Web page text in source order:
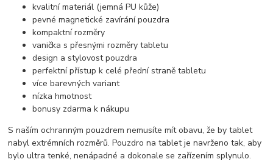
kvalitní materiál (jemná PU kůže)
pevné magnetické zavírání pouzdra
kompaktní rozměry
vanička s přesnými rozměry tabletu
design a stylovost pouzdra
perfektní přístup k celé přední straně tabletu
více barevných variant
nízka hmotnost
bonusy zdarma k nákupu
S naším ochranným pouzdrem nemusíte mít obavu, že by tablet
nabyl extrémních rozměrů. Pouzdro na tablet je navrženo tak, aby
bylo ultra tenké, nenápadné a dokonale se zařízením splynulo.